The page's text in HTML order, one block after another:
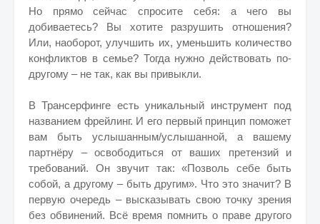
Но прямо сейчас спросите себя: а чего вы
добиваетесь? Вы хотите разрушить отношения?
Или, наоборот, улучшить их, уменьшить количество
конфликтов в семье? Тогда нужно действовать по-
другому – не так, как вы привыкли.
В Трансерфинге есть уникальный инструмент под
названием фрейлинг. И его первый принцип поможет
вам быть услышанным/услышанной, а вашему
партнёру – освободиться от ваших претензий и
требований. Он звучит так: «Позволь себе быть
собой, а другому – быть другим». Что это значит? В
первую очередь – высказывать свою точку зрения
без обвинений. Всё время помнить о праве другого